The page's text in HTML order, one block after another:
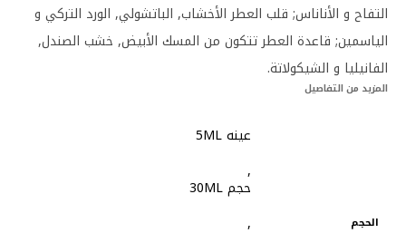
التفاح و الأناناس; قلب العطر الأخشاب, الباتشولي, الورد التركي و
الياسمين; قاعدة العطر تتكون من المسك الأبيض, خشب الصندل,
الفانيليا و الشيكولاتة.
المزيد من التفاصيل
الحجم
عينه 5ML
,
حجم 30ML
,